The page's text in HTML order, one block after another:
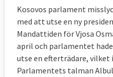
Kosovos parlament
med att utse en ny
Mandattiden för Vjosa
april och parlamentet
utse en efterträdare, vilket
Parlamentets talman